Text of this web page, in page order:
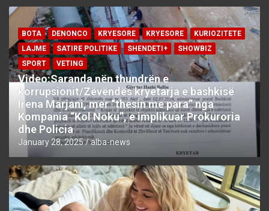
BOTA DENONCO KRYESORE KRYESORE
KURIOZITETE
LAJME
SATIRE POLITIKE SHENDETI+
SHOWBIZ
SPORT
VETING
Video:Saranda nën thundrën e
korrupsionit/Zëvëndës kryetarja e bashkisë
Irena Marjani, mer “thesin me para” nga
Kompania “Kol Noku”, e implikuar Prokuroria
dhe Policia
January 28, 2025 alba-news